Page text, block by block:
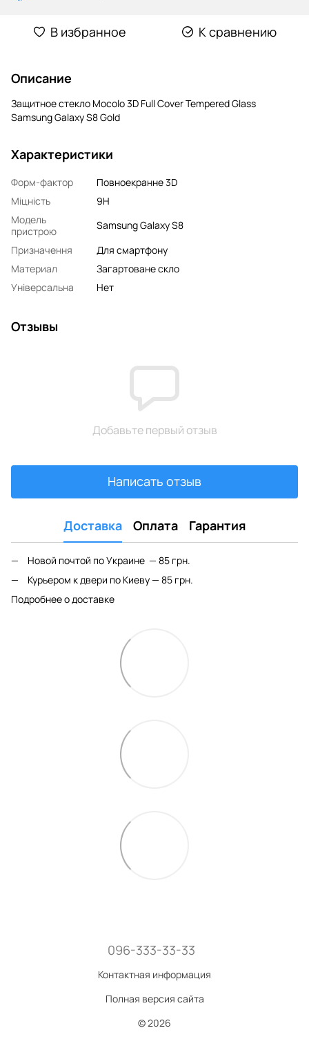
В избранное К сравнению
Описание
Защитное стекло Mocolo 3D Full Cover Tempered Glass
Samsung Galaxy S8 Gold
Характеристики
Форм-фактор
Повноекранне 3D
Міцність
9H
Модель
пристрою
Samsung Galaxy S8
Призначення
Для смартфону
Материал
Загартоване скло
Універсальна
Нет
Отзывы
Добавьте первый отзыв
Написать отзыв
Доставка Оплата Гарантия
Новой почтой по Украине — 85 грн.
Курьером к двери по Киеву — 85 грн.
Подробнее о доставке
096-333-33-33
Контактная информация
Полная версия сайта
© 2026